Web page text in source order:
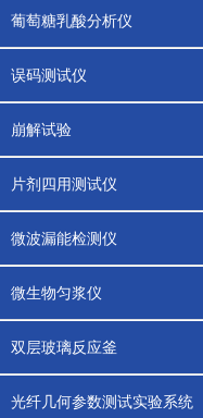
葡萄糖乳酸分析仪
误码测试仪
崩解试验
片剂四用测试仪
微波漏能检测仪
微生物匀浆仪
双层玻璃反应釜
光纤几何参数测试实验系统